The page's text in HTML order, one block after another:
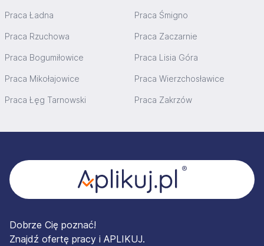
Praca Ładna Praca Śmigno
Praca Rzuchowa Praca Zaczarnie
Praca Bogumiłowice Praca Lisia Góra
Praca Mikołajowice Praca Wierzchosławice
Praca Łęg Tarnowski Praca Zakrzów
Dobrze Cię poznać!
Znajdź ofertę pracy i APLIKUJ.